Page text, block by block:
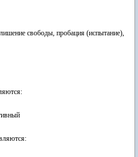
свободы, пробация (испытание),